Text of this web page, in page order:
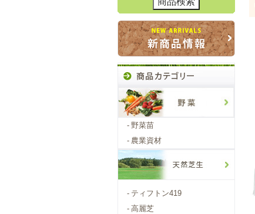
- 野菜苗
- 農業資材
- ティフトン419
- 高麗芝